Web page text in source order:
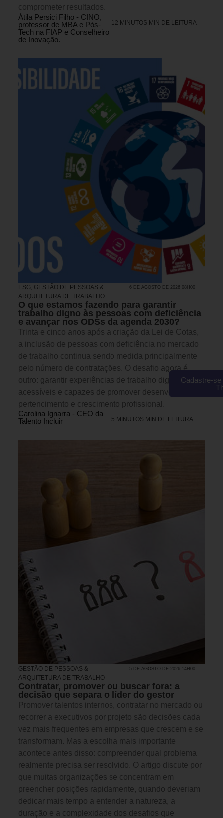
comprometer resultados.
Átila Persici Filho - CINO,
professor de MBA e Pós-
Tech na FIAP e Conselheiro
de Inovação.
12 MINUTOS MIN DE LEITURA
ESG, GESTÃO DE PESSOAS &
ARQUITETURA DE TRABALHO
6 DE AGOSTO DE 2026 08H00
O que estamos fazendo para garantir
trabalho digno às pessoas com deficiência
e avançar nos ODSs da agenda 2030?
Trinta e cinco anos após a criação da Lei de Cotas,
a inclusão de pessoas com deficiência no mercado
de trabalho continua sendo medida principalmente
pelo número de contratações. O desafio agora é
outro: garantir experiências de trabalho dignas,
acessíveis e capazes de promover desenvolvimento,
pertencimento e crescimento profissional.
Carolina Ignarra - CEO da
Talento Incluir
5 MINUTOS MIN DE LEITURA
GESTÃO DE PESSOAS &
ARQUITETURA DE TRABALHO
5 DE AGOSTO DE 2026 14H00
Contratar, promover ou buscar fora: a
decisão que separa o líder do gestor
Promover talentos internos, contratar no mercado ou
recorrer a executivos por projeto são decisões cada
vez mais frequentes em empresas que crescem e se
transformam. Mas a escolha mais importante
acontece antes disso: compreender qual problema
realmente precisa ser resolvido. O artigo discute por
que muitas organizações se concentram em
preencher posições rapidamente, quando deveriam
dedicar mais tempo a entender a natureza, a
duração e a complexidade dos desafios que
Cadastre-